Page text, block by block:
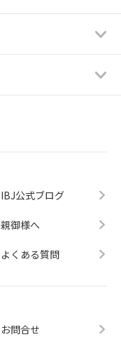
IBJ公式ブログ
親御様へ
よくある質問
お問合せ